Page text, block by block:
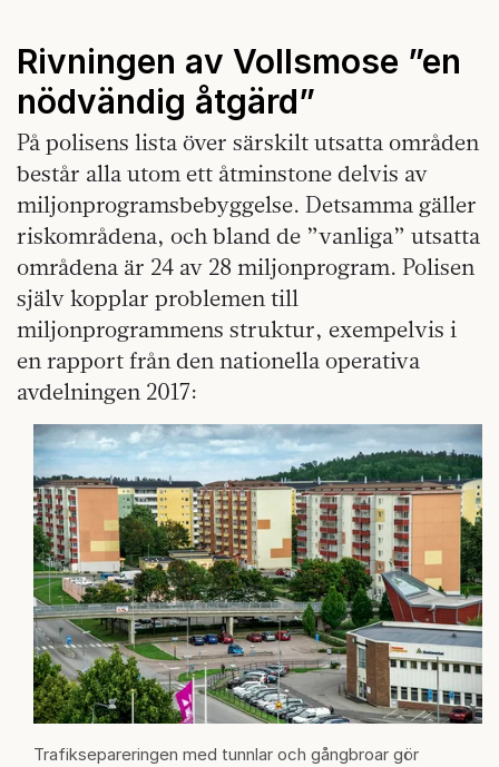
Rivningen av Vollsmose ”en
nödvändig åtgärd”
På polisens lista över särskilt utsatta områden
består alla utom ett åtminstone delvis av
miljonprogramsbebyggelse. Detsamma gäller
riskområdena, och bland de ”vanliga” utsatta
områdena är 24 av 28 miljonprogram. Polisen
själv kopplar problemen till
miljonprogrammens struktur, exempelvis i
en rapport från den nationella operativa
avdelningen 2017:
Trafiksepareringen med tunnlar och gångbroar gör